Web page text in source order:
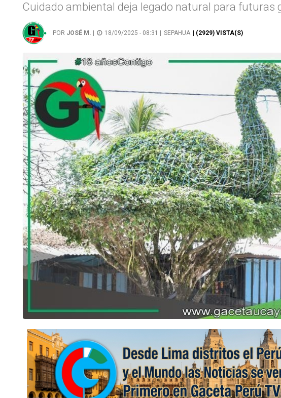
Cuidado ambiental deja legado natural para futuras
POR JOSÉ M. 18/09/2025 - 08:31 | SEPAHUA | (2929) VISTA(S)